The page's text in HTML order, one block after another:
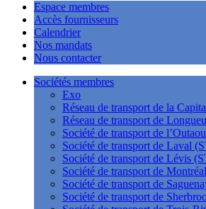
Espace membres
Accès fournisseurs
Calendrier
Nos mandats
Nous contacter
Sociétés membres
Exo
Réseau de transport de la
Réseau de transport de
Société de transport de
Société de transport de Laval
Société de transport de Lévis
Société de transport de
Société de transport de
Société de transport de